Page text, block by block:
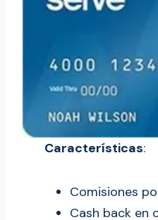
Características:
Comisiones
Cash back en